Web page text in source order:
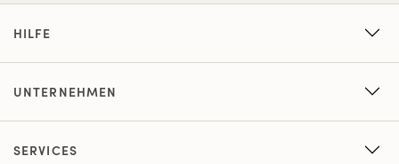
HILFE
UNTERNEHMEN
SERVICES